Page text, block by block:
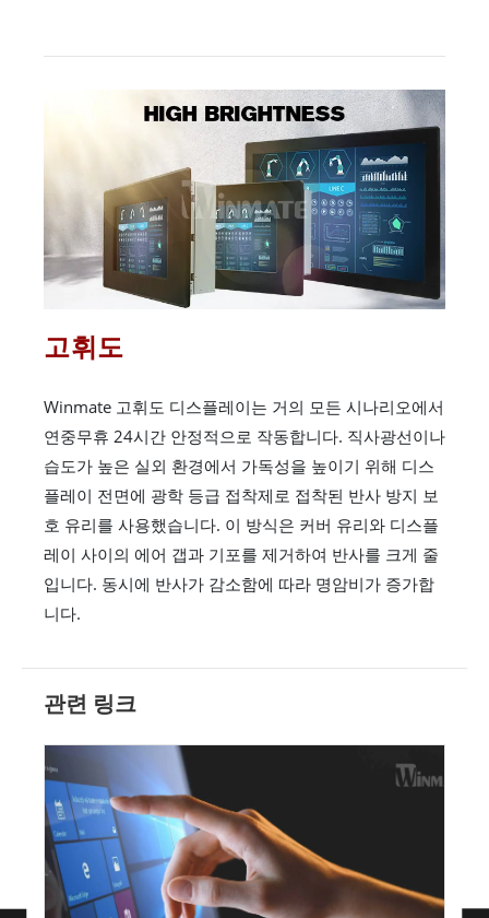
고휘도
Winmate 고휘도 디스플레이는 거의 모든 시나리오에서
연중무휴 24시간 안정적으로 작동합니다. 직사광선이나
습도가 높은 실외 환경에서 가독성을 높이기 위해 디스
플레이 전면에 광학 등급 접착제로 접착된 반사 방지 보
호 유리를 사용했습니다. 이 방식은 커버 유리와 디스플
레이 사이의 에어 갭과 기포를 제거하여 반사를 크게 줄
입니다. 동시에 반사가 감소함에 따라 명암비가 증가합
니다.
관련 링크